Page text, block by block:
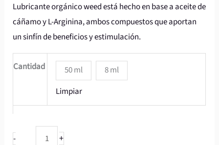
desde
$2.000
hasta
$7.990
Lubricante orgánico weed está hecho en base a aceite de
cáñamo y L-Arginina, ambos compuestos que aportan
un sinfín de beneficios y estimulación.
Cantidad 50 ml
8 ml
Limpiar
- +